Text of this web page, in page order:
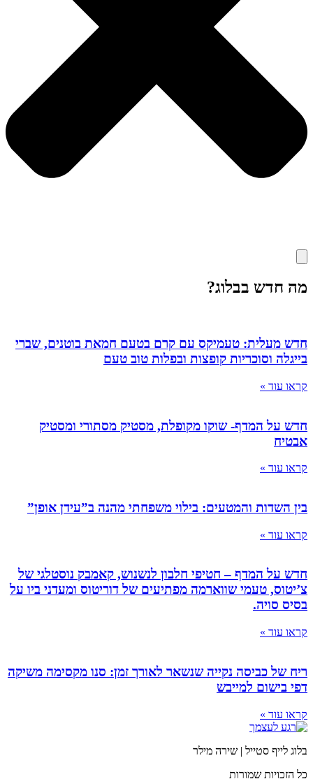
מה חדש בבלוג?
חדש מעלית: טעמיקס עם קרם בטעם חמאת בוטנים, שברי
בייגלה וסוכריות קופצות ובפלות טוב טעם
קראו עוד »
חדש על המדף- שוקו מקופלת, מסטיק מסתורי ומסטיק
אבטיח
קראו עוד »
בין השדות והמטעים: בילוי משפחתי מהנה ב”עידן אופן”
קראו עוד »
חדש על המדף – חטיפי חלבון לנשנוש, קאמבק נוסטלגי של
צ’יטוס, טעמי שווארמה מפתיעים של דוריטוס ומעדני ביו על
בסיס סויה.
קראו עוד »
ריח של כביסה נקייה שנשאר לאורך זמן: סנו מקסימה משיקה
דפי בישום למייבש
קראו עוד »
בלוג לייף סטייל | שירה מילר
כל הזכויות שמורות